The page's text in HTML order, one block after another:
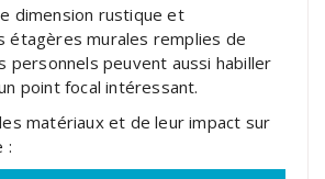
dimension rustique et
étagères murales remplies de
personnels peuvent aussi habiller
point focal intéressant.
matériaux et de leur impact sur
: